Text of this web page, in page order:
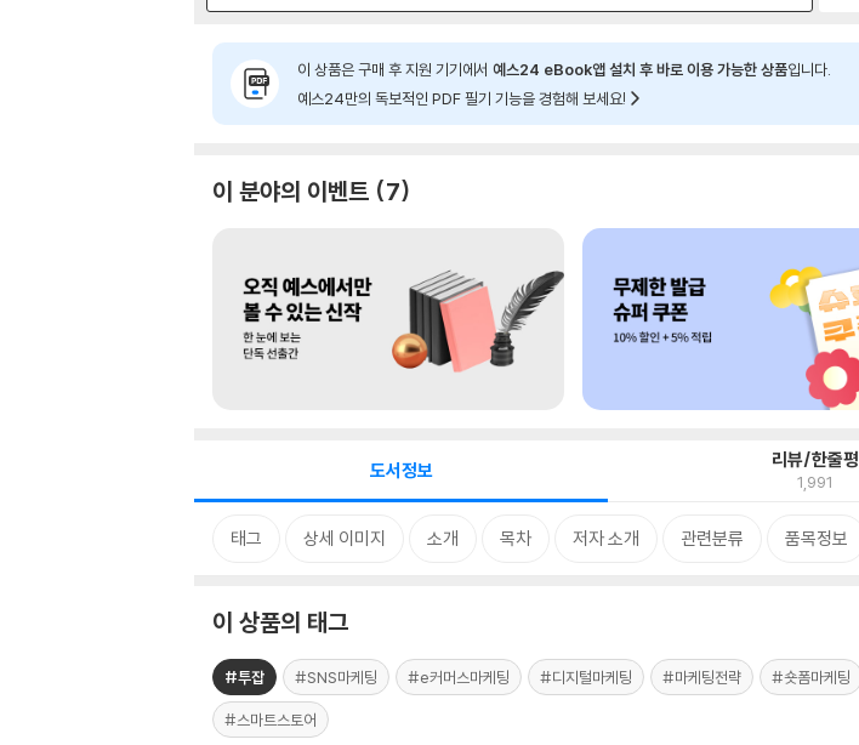
이 상품은 구매 후 지원 기기에서 예스24 eBook앱 설치 후 바로 이용 가능한 상품입니다.
예스24만의 독보적인 PDF 필기 기능을 경험해 보세요!
이 분야의 이벤트 7
도서정보 리뷰/한줄평
1,991
태그 상세 이미지 소개 목차 저자 소개 관련분류 품목정보
이 상품의 태그
#투잡 #SNS마케팅 #e커머스마케팅 #디지털마케팅 #마케팅전략 #숏폼마케팅
#스마트스토어